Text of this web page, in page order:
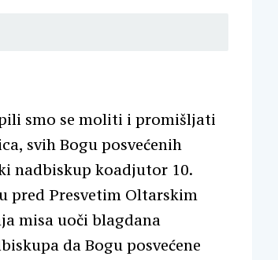
smo se moliti i promišljati
svih Bogu posvećenih
nadbiskup koadjutor 10.
pred Presvetim Oltarskim
misa uoči blagdana
da Bogu posvećene